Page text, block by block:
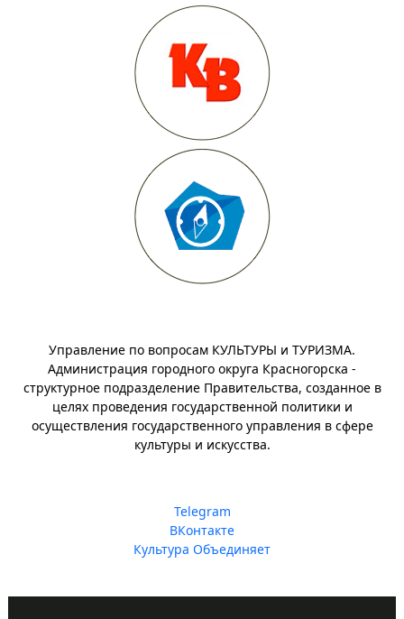
Управление по вопросам КУЛЬТУРЫ и ТУРИЗМА.
Администрация городного округа Красногорска -
структурное подразделение Правительства, созданное в
целях проведения государственной политики и
осуществления государственного управления в сфере
культуры и искусства.
Telegram
ВКонтакте
Культура Объединяет